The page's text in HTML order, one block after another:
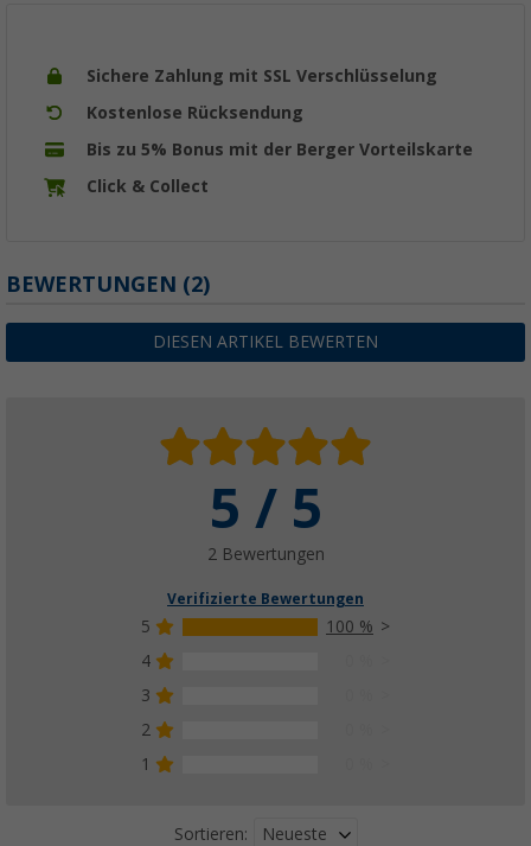
Sichere Zahlung mit SSL Verschlüsselung
Kostenlose Rücksendung
Bis zu 5% Bonus mit der Berger Vorteilskarte
Click & Collect
BEWERTUNGEN (2)
DIESEN ARTIKEL BEWERTEN
5 / 5
2 Bewertungen
Verifizierte Bewertungen
5
100 %
4
3
2
1
Sortieren: Neueste